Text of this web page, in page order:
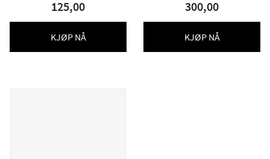
125,00
KJØP NÅ
300,00
KJØP NÅ